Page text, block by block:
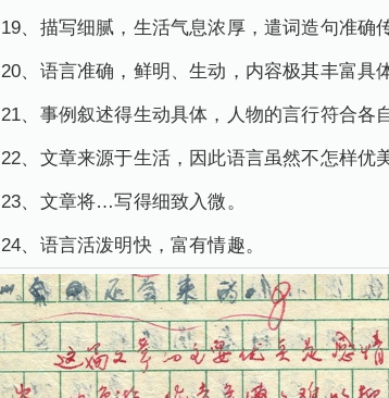
19、描写细腻，生活气息浓厚，遣词造句准确
20、语言准确，鲜明、生动，内容极其丰富具体
21、事例叙述得生动具体，人物的言行符合各
22、文章来源于生活，因此语言虽然不怎样优
23、文章将…写得细致入微。
24、语言活泼明快，富有情趣。